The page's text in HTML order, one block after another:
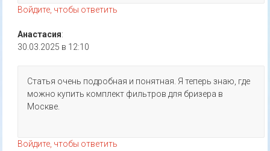
Войдите, чтобы ответить
Анастасия:
30.03.2025 в 12:10
Статья очень подробная и понятная. Я теперь знаю, где
можно купить комплект фильтров для бризера в
Москве.
Войдите, чтобы ответить